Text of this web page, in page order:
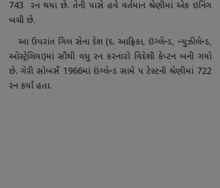
743 રન થયા છે. તેની પાસે હવે વર્તમાન શ્રેણીમાં એક ઇનિંગ
બચી છે.
આ ઉપરાંત ગિલ સેના દેશ (દ. આફ્રિકા, ઇંગ્લેન્ડ, ન્યુઝીલેન્ડ,
ઓસ્ટ્રેલિયા)માં સૌથી વધુ રન કરનારો વિદેશી કેપ્ટન બની ગયો
છે. ગેરી સોબર્સે 1966માં ઇંગ્લેન્ડ સામે પ ટેસ્ટની શ્રેણીમાં 722
રન કર્યાં હતા.